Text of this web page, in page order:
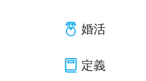
婚活
定義